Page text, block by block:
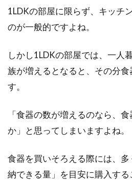
1LDKの部屋に限らず、キッチ
のが一般的ですよね。
しかし1LDKの部屋では、一人
族が増えるとなると、その分食
す。
「食器の数が増えるのなら、
か」と思ってしまいますよね。
食器を買いそろえる際には、
納できる量」を目安に購入する